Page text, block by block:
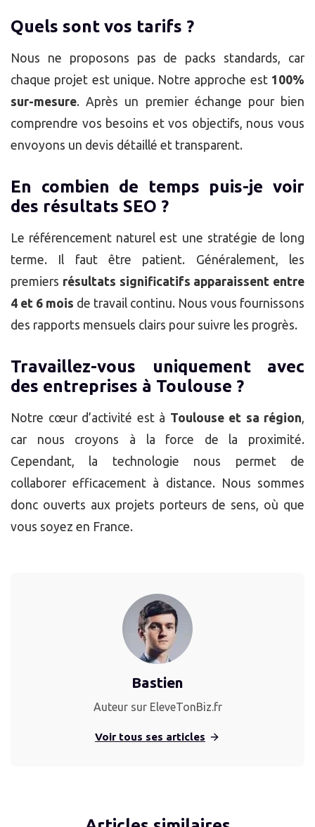
Quels sont vos tarifs ?
Nous ne proposons pas de packs standards, car
chaque projet est unique. Notre approche est 100%
sur-mesure. Après un premier échange pour bien
comprendre vos besoins et vos objectifs, nous vous
envoyons un devis détaillé et transparent.
En combien de temps puis-je voir
des résultats SEO ?
Le référencement naturel est une stratégie de long
terme. Il faut être patient. Généralement, les
premiers résultats significatifs apparaissent entre
4 et 6 mois de travail continu. Nous vous fournissons
des rapports mensuels clairs pour suivre les progrès.
Travaillez-vous uniquement avec
des entreprises à Toulouse ?
Notre cœur d’activité est à Toulouse et sa région,
car nous croyons à la force de la proximité.
Cependant, la technologie nous permet de
collaborer efficacement à distance. Nous sommes
donc ouverts aux projets porteurs de sens, où que
vous soyez en France.
Bastien
Auteur sur EleveTonBiz.fr
Voir tous ses articles